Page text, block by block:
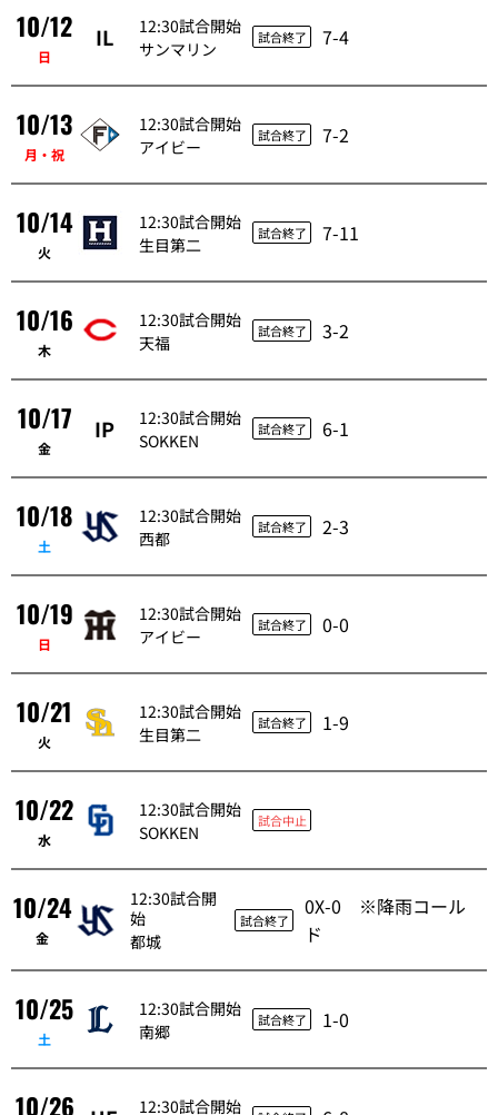
10/12
日
IL
12:30試合開始
サンマリン
試合終了 7-4
10/13
月・祝
12:30試合開始
アイビー
試合終了 7-2
10/14
火
12:30試合開始
生目第二
試合終了 7-11
10/16
木
12:30試合開始
天福
試合終了 3-2
10/17
金
IP
12:30試合開始
SOKKEN
試合終了 6-1
10/18
土
12:30試合開始
西都
試合終了 2-3
10/19
日
12:30試合開始
アイビー
試合終了 0-0
10/21
火
12:30試合開始
生目第二
試合終了 1-9
10/22
水
12:30試合開始
SOKKEN
試合中止
10/24
金
12:30試合開
始
都城
試合終了
0X-0 ※降雨コール
ド
10/25
土
12:30試合開始
南郷
試合終了 1-0
10/26 12:30試合開始